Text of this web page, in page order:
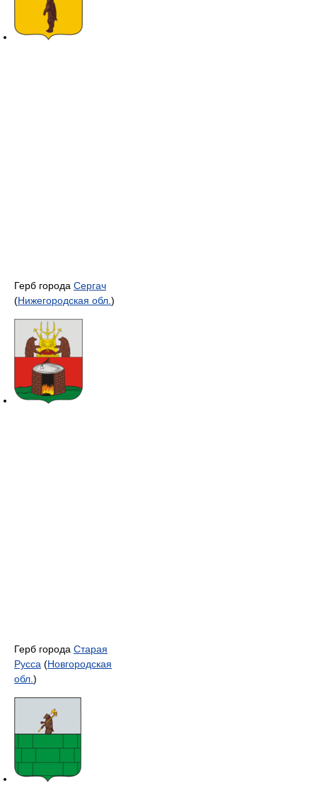
Герб города Сергач
(Нижегородская обл. )
Герб города Старая
Русса (Новгородская
обл. )